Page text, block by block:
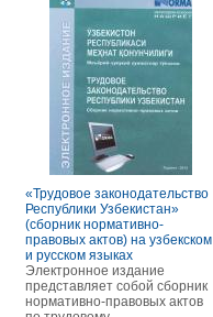
«Трудовое законодательство
Республики Узбекистан»
(сборник нормативно-
правовых актов) на узбекском
и русском языках
Электронное издание
представляет собой сборник
нормативно-правовых актов